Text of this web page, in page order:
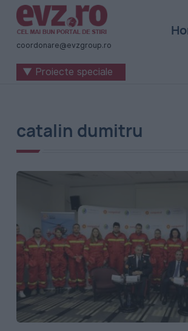
Știri
naționale
internaționale
România
-
coordonare@evzgroup.ro
▼ Proiecte speciale
catalin dumitru